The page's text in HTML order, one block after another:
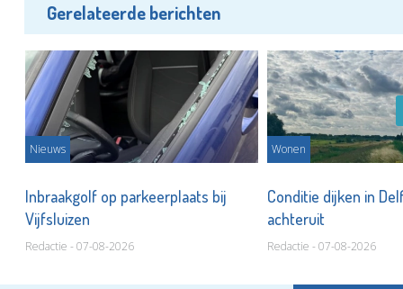
Gerelateerde berichten
Nieuws
Inbraakgolf op parkeerplaats bij
Vijfsluizen
Redactie - 07-08-2026
Wonen
Conditie dijken in
achteruit
Redactie - 07-08-2026